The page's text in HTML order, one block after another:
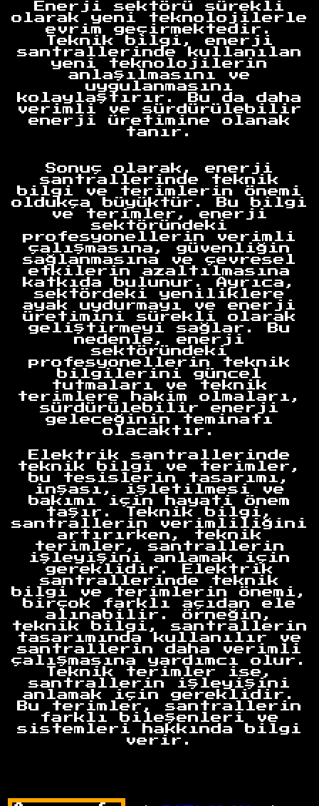
Enerji sektörü sürekli
olarak yeni teknolojilerle
evrim geçirmektedir.
Teknik bilgi, enerji
santrallerinde kullanılan
yeni teknolojilerin
anlaşılmasını ve
uygulanmasını
kolaylaştırır. Bu da daha
verimli ve sürdürülebilir
enerji üretimine olanak
tanır.
Sonuç olarak, enerji
santrallerinde teknik
bilgi ve terimlerin önemi
oldukça büyüktür. Bu bilgi
ve terimler, enerji
sektöründeki
profesyonellerin verimli
çalışmasına, güvenliğin
sağlanmasına ve çevresel
etkilerin azaltılmasına
katkıda bulunur. Ayrıca,
sektördeki yeniliklere
ayak uydurmayı ve enerji
üretimini sürekli olarak
geliştirmeyi sağlar. Bu
nedenle, enerji
sektöründeki
profesyonellerin teknik
bilgilerini güncel
tutmaları ve teknik
terimlere hakim olmaları,
sürdürülebilir enerji
geleceğinin teminatı
olacaktır.
Elektrik santrallerinde
teknik bilgi ve terimler,
bu tesislerin tasarımı,
inşası, işletilmesi ve
bakımı için hayati önem
taşır. Teknik bilgi,
santrallerin verimliliğini
artırırken, teknik
terimler, santrallerin
işleyişini anlamak için
gereklidir. Elektrik
santrallerinde teknik
bilgi ve terimlerin önemi,
birçok farklı açıdan ele
alınabilir. Örneğin,
teknik bilgi, santrallerin
tasarımında kullanılır ve
santrallerin daha verimli
çalışmasına yardımcı olur.
Teknik terimler ise,
santrallerin işleyişini
anlamak için gereklidir.
Bu terimler, santrallerin
farklı bileşenleri ve
sistemleri hakkında bilgi
verir.
Anasayfa